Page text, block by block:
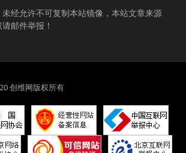
经允许不可复制本站镜像，本站文章来源
邮件举报！
创维网版权所有